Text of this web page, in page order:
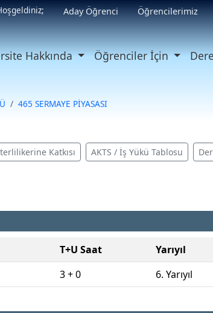
Aday Öğrenci Öğrencilerimiz
Hakkında Öğrenciler İçin
465 SERMAYE PİYASASI
Katkısı AKTS / İş Yükü Tablosu
T+U Saat Yarıyıl
3 + 0 6. Yarıyıl